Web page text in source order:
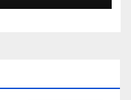
за прямим